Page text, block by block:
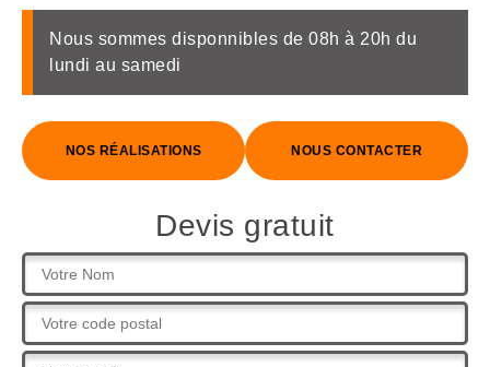
Nous sommes disponnibles de 08h à 20h du
lundi au samedi
NOS RÉALISATIONS NOUS CONTACTER
Devis gratuit